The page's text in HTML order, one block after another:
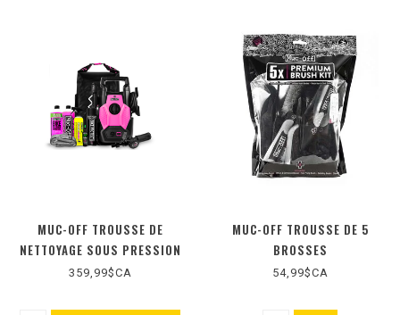
MUC-OFF TROUSSE DE
NETTOYAGE SOUS PRESSION
359,99$CA
MUC-OFF TROUSSE DE 5
BROSSES
54,99$CA